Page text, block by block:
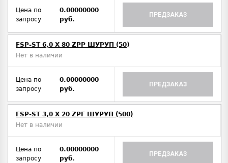
Цена по
запросу
0.00000000
руб.
ПРЕДЗАКАЗ
FSP-ST 6,0 X 80 ZPP ШУРУП (50)
Нет в наличии
Цена по
запросу
0.00000000
руб.
ПРЕДЗАКАЗ
FSP-ST 3,0 X 20 ZPF ШУРУП (500)
Нет в наличии
Цена по
запросу
0.00000000
руб.
ПРЕДЗАКАЗ